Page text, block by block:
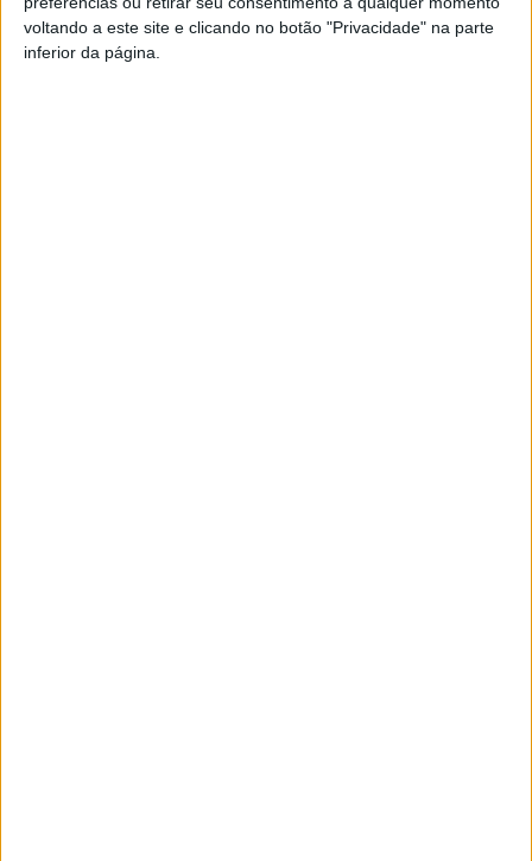
voltando a este site e clicando no botão "Privacidade" na parte
inferior da página.
Luso
13h00: Dispensa dos atletas